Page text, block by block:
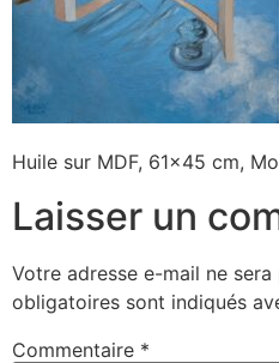
Huile sur MDF, 61×45 cm,
Laisser un
Votre adresse e-mail ne sera
obligatoires sont indiqués
Commentaire *